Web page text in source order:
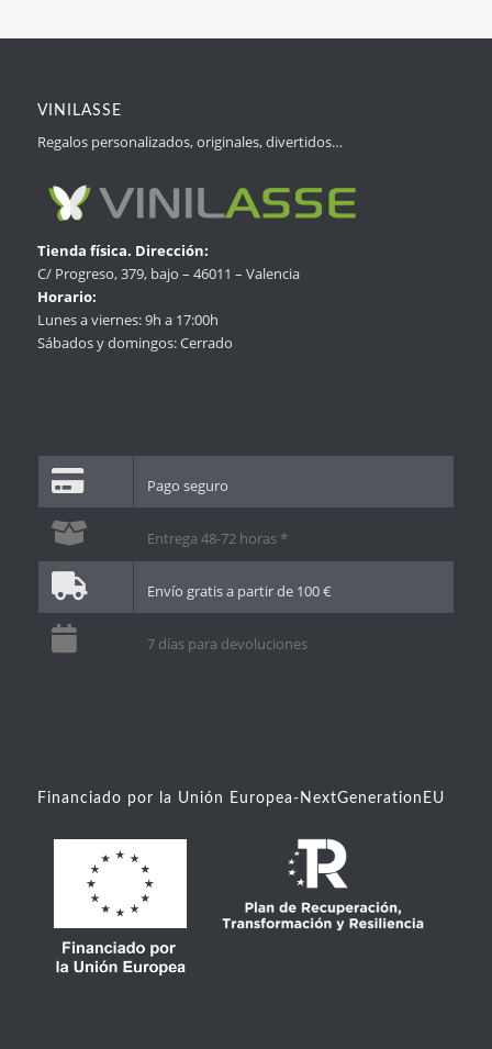
VINILASSE
Regalos personalizados, originales, divertidos…
Tienda física. Dirección:
C/ Progreso, 379, bajo – 46011 – Valencia
Horario:
Lunes a viernes: 9h a 17:00h
Sábados y domingos: Cerrado
Pago seguro
Entrega 48-72 horas *
Envío gratis a partir de 100 €
7 días para devoluciones
Financiado por la Unión Europea-NextGenerationEU